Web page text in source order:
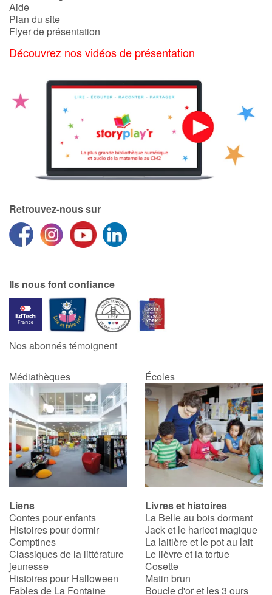
Aide
Plan du site
Flyer de présentation
Découvrez nos vidéos de présentation
Retrouvez-nous sur
Ils nous font confiance
Nos abonnés témoignent
Médiathèques Écoles
Liens
Contes pour enfants
Histoires pour dormir
Comptines
Classiques de la littérature
jeunesse
Histoires pour Halloween
Fables de La Fontaine
Livres et histoires
La Belle au bois dormant
Jack et le haricot magique
La laitière et le pot au lait
Le lièvre et la tortue
Cosette
Matin brun
Boucle d'or et les 3 ours